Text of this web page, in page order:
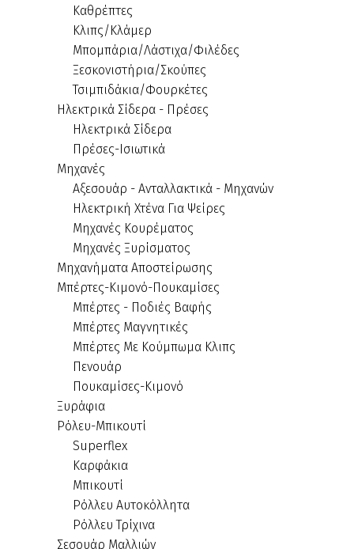
Καθρέπτες
Κλιπς/Κλάμερ
Μπομπάρια/Λάστιχα/Φιλέδες
Ξεσκονιστήρια/Σκούπες
Τσιμπιδάκια/Φουρκέτες
Ηλεκτρικά Σίδερα - Πρέσες
Ηλεκτρικά Σίδερα
Πρέσες-Ισιωτικά
Μηχανές
Αξεσουάρ - Ανταλλακτικά - Μηχανών
Ηλεκτρική Χτένα Για Ψείρες
Μηχανές Κουρέματος
Μηχανές Ξυρίσματος
Μηχανήματα Αποστείρωσης
Μπέρτες-Κιμονό-Πουκαμίσες
Μπέρτες - Ποδιές Βαφής
Μπέρτες Μαγνητικές
Μπέρτες Με Κούμπωμα Κλιπς
Πενουάρ
Πουκαμίσες-Κιμονό
Ξυράφια
Ρόλευ-Μπικουτί
Superflex
Καρφάκια
Μπικουτί
Ρόλλευ Αυτοκόλλητα
Ρόλλευ Τρίχινα
Σεσουάρ Μαλλιών